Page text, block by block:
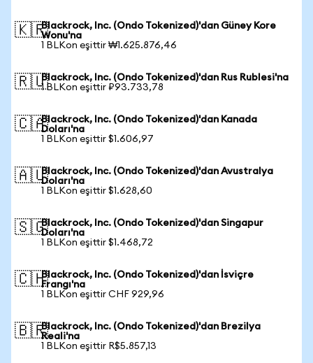
🇰🇷Blackrock, Inc. (Ondo Tokenized)'dan Güney Kore
Wonu'na
1 BLKon eşittir ₩1.625.876,46
🇷🇺Blackrock, Inc. (Ondo Tokenized)'dan Rus Rublesi'na
1 BLKon eşittir ₽93.733,78
🇨🇦Blackrock, Inc. (Ondo Tokenized)'dan Kanada
Doları'na
1 BLKon eşittir $1.606,97
🇦🇺Blackrock, Inc. (Ondo Tokenized)'dan Avustralya
Doları'na
1 BLKon eşittir $1.628,60
🇸🇬Blackrock, Inc. (Ondo Tokenized)'dan Singapur
Doları'na
1 BLKon eşittir $1.468,72
🇨🇭Blackrock, Inc. (Ondo Tokenized)'dan İsviçre
Frangı'na
1 BLKon eşittir CHF 929,96
🇧🇷Blackrock, Inc. (Ondo Tokenized)'dan Brezilya
Reali'na
1 BLKon eşittir R$5.857,13